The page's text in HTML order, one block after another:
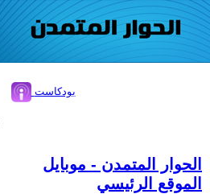
بودكاست
الحوار المتمدن - موبايل
الموقع الرئيسي